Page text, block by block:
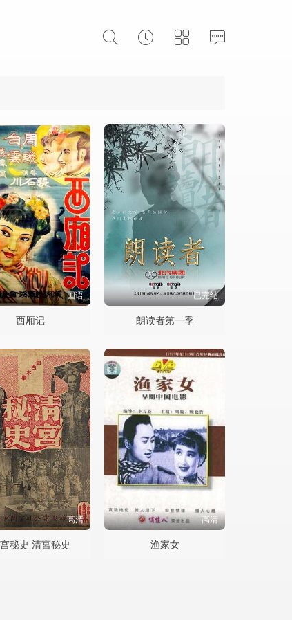
国语
西厢记
已完结
朗读者第一季
高清
秘史 清宮秘史
高清
渔家女